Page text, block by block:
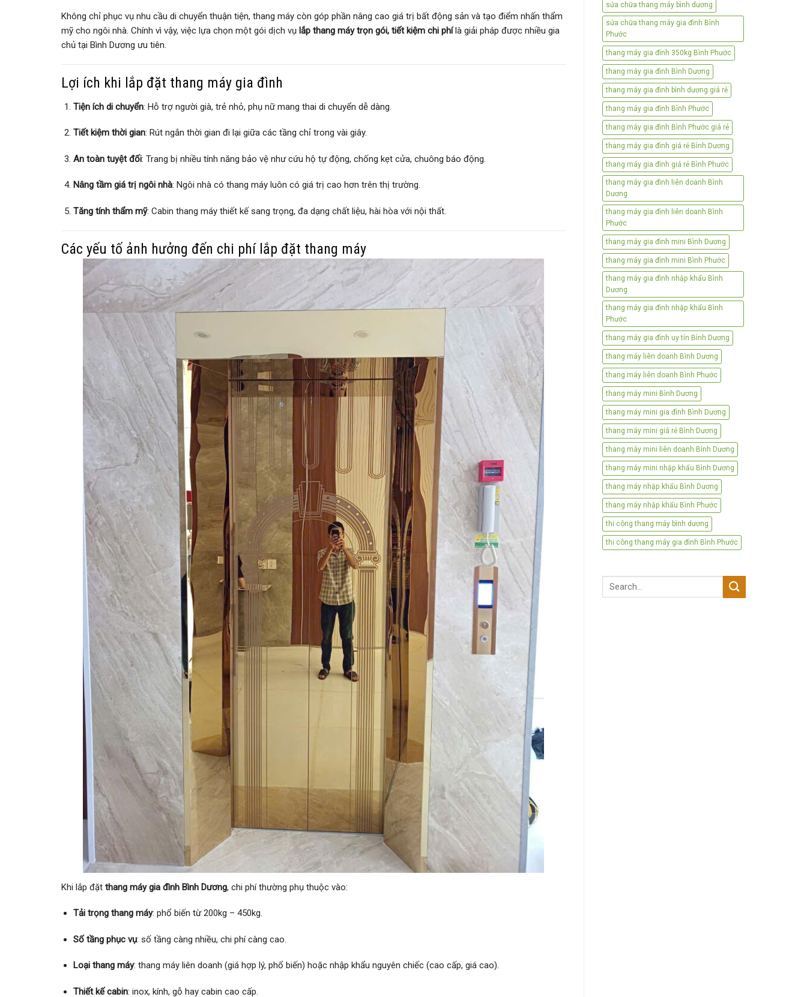
Không chỉ phục vụ nhu cầu di chuyển thuận tiện, thang máy còn góp phần nâng cao giá trị bất động sản và tạo điểm nhấn thẩm
mỹ cho ngôi nhà. Chính vì vậy, việc lựa chọn một gói dịch vụ lắp thang máy trọn gói, tiết kiệm chi phílà giải pháp được nhiều gia
chủ tại Bình Dương ưu tiên.
Lợi ích khi lắp đặt thang máy gia đình
Tiện ích di chuyển: Hỗ trợ người già, trẻ nhỏ, phụ nữ mang thai di chuyển dễ dàng.
Tiết kiệm thời gian: Rút ngắn thời gian đi lại giữa các tầng chỉ trong vài giây.
An toàn tuyệt đối: Trang bị nhiều tính năng bảo vệ như cứu hộ tự động, chống kẹt cửa, chuông báo động.
Nâng tầm giá trị ngôi nhà: Ngôi nhà có thang máy luôn có giá trị cao hơn trên thị trường.
Tăng tính thẩm mỹ: Cabin thang máy thiết kế sang trọng, đa dạng chất liệu, hài hòa với nội thất.
Các yếu tố ảnh hưởng đến chi phí lắp đặt thang máy
Khi lắp đặt thang máy gia đình Bình Dương, chi phí thường phụ thuộc vào:
Tải trọng thang máy: phổ biến từ 200kg – 450kg.
Số tầng phục vụ: số tầng càng nhiều, chi phí càng cao.
Loại thang máy: thang máy liên doanh (giá hợp lý, phổ biến) hoặc nhập khẩu nguyên chiếc (cao cấp, giá cao).
Thiết kế cabin: inox, kính, gỗ hay cabin cao cấp.
sửa chữa thang máy bình dương
sửa chữa thang máy gia đình Bình
Phước
thang máy gia đình 350kg Bình Phước
thang máy gia đình Bình Dương
thang máy gia đình bình dương giá rẻ
thang máy gia đình Bình Phước
thang máy gia đình Bình Phước giá rẻ
thang máy gia đình giá rẻ Bình Dương
thang máy gia đình giá rẻ Bình Phước
thang máy gia đình liên doanh Bình
Dương
thang máy gia đình liên doanh Bình
Phước
thang máy gia đình mini Bình Dương
thang máy gia đình mini Bình Phước
thang máy gia đình nhập khẩu Bình
Dương
thang máy gia đình nhập khẩu Bình
Phước
thang máy gia đình uy tín Bình Dương
thang máy liên doanh Bình Dương
thang máy liên doanh Bình Phước
thang máy mini Bình Dương
thang máy mini gia đình Bình Dương
thang máy mini giá rẻ Bình Dương
thang máy mini liên doanh Bình Dương
thang máy mini nhập khẩu Bình Dương
thang máy nhập khẩu Bình Dương
thang máy nhập khẩu Bình Phước
thi công thang máy bình dương
thi công thang máy gia đình Bình Phước
Search